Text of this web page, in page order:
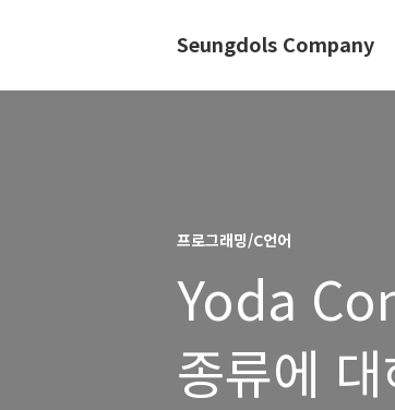
Seungdols Company
프로그래밍/C언어
Yoda
종류에